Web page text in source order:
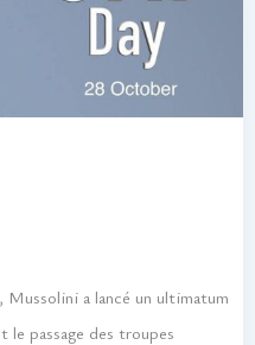
Mussolini a lancé un ultimatum
le passage des troupes